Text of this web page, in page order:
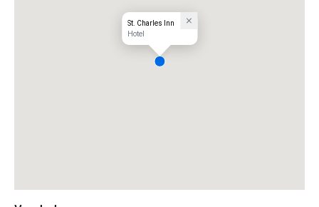
St. Charles Inn
Hotel